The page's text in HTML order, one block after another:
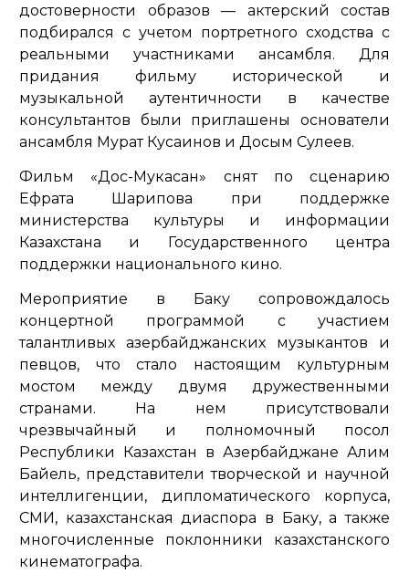
достоверности образов — актерский состав
подбирался с учетом портретного сходства с
реальными участниками ансамбля. Для
придания фильму исторической и
музыкальной аутентичности в качестве
консультантов были приглашены основатели
ансамбля Мурат Кусаинов и Досым Сулеев.
Фильм «Дос-Мукасан» снят по сценарию
Ефрата Шарипова при поддержке
министерства культуры и информации
Казахстана и Государственного центра
поддержки национального кино.
Мероприятие в Баку сопровождалось
концертной программой с участием
талантливых азербайджанских музыкантов и
певцов, что стало настоящим культурным
мостом между двумя дружественными
странами. На нем присутствовали
чрезвычайный и полномочный посол
Республики Казахстан в Азербайджане Алим
Байель, представители творческой и научной
интеллигенции, дипломатического корпуса,
СМИ, казахстанская диаспора в Баку, а также
многочисленные поклонники казахстанского
кинематографа.